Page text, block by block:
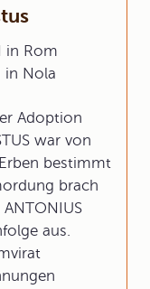
in Rom
in Nola
Adoption
war von
bestimmt
brach
aus.